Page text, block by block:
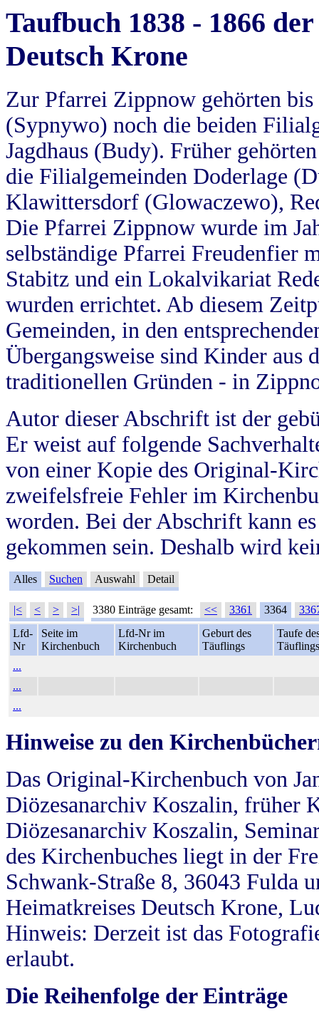
Taufbuch 1838 - 1866
Deutsch Krone
Zur Pfarrei Zippnow gehörten
(Sypnywo) noch die beiden
Jagdhaus (Budy). Früher
die Filialgemeinden Doderlage
Klawittersdorf (Glowaczewo),
Die Pfarrei Zippnow wurde im
selbständige Pfarrei Freudenfier
Stabitz und ein Lokalvikariat
wurden errichtet. Ab diesem
Gemeinden, in den
Übergangsweise sind Kinder aus
traditionellen Gründen - in
Autor dieser Abschrift ist der
Er weist auf folgende
von einer Kopie des Original-
zweifelsfreie Fehler im
worden. Bei der Abschrift kann
gekommen sein. Deshalb wird
Alles Suchen Auswahl Detail
|< < > >| 3380 Einträge gesamt: << 3361 3364
Lfd-
Nr
Seite im
Kirchenbuch
Lfd-Nr im
Kirchenbuch
Geburt des
Täuflings
Taufe
Täuflings
...
...
...
Hinweise zu den
Das Original-Kirchenbuch von
Diözesanarchiv Koszalin, früher
Diözesanarchiv Koszalin,
des Kirchenbuches liegt in der
Schwank-Straße 8, 36043 Fulda
Heimatkreises Deutsch Krone,
Hinweis: Derzeit ist das
erlaubt.
Die Reihenfolge der Einträge